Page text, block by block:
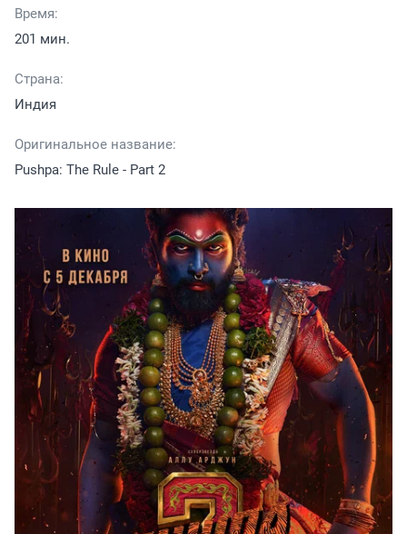
Время:
201 мин.
Страна:
Индия
Оригинальное название:
Pushpa: The Rule - Part 2